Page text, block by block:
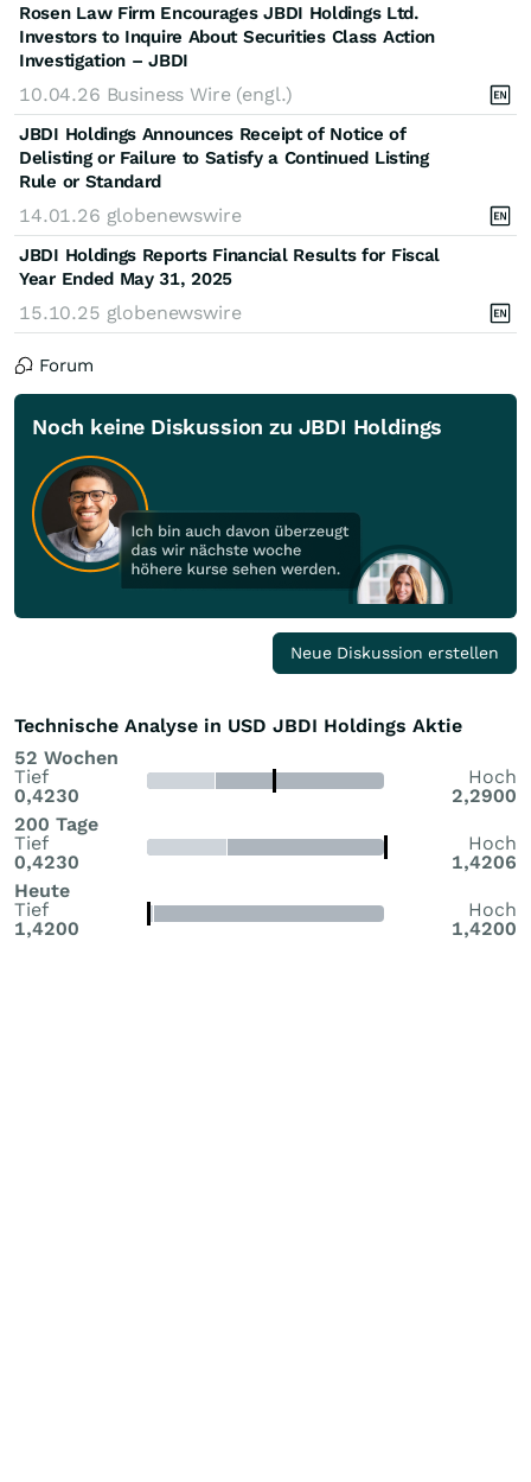
Rosen Law Firm Encourages JBDI Holdings Ltd.
Investors to Inquire About Securities Class Action
Investigation – JBDI
10.04.26 Business Wire (engl.)
JBDI Holdings Announces Receipt of Notice of
Delisting or Failure to Satisfy a Continued Listing
Rule or Standard
14.01.26 globenewswire
JBDI Holdings Reports Financial Results for Fiscal
Year Ended May 31, 2025
15.10.25 globenewswire
Forum
Noch keine Diskussion zu JBDI Holdings
Neue Diskussion erstellen
Technische Analyse in USD JBDI Holdings Aktie
52 Wochen
Tief
0,4230
Hoch
2,2900
200 Tage
Tief
0,4230
Hoch
1,4206
Heute
Tief
1,4200
Hoch
1,4200